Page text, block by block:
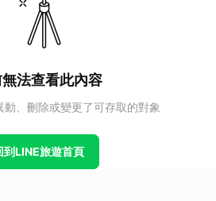
無法查看此內容
動、刪除或變更了可存取的對象
到LINE旅遊首頁